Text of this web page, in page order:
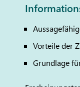
Vorteile der
Grundlage